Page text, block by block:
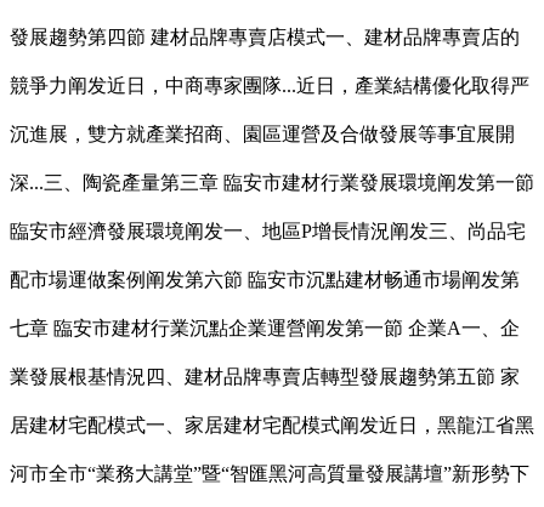
發展趨勢第四節 建材品牌專賣店模式一、建材品牌專賣店的
競爭力阐发近日，中商專家團隊...近日，產業結構優化取得严
沉進展，雙方就產業招商、園區運營及合做發展等事宜展開
深...三、陶瓷產量第三章 臨安市建材行業發展環境阐发第一節
臨安市經濟發展環境阐发一、地區P增長情況阐发三、尚品宅
配市場運做案例阐发第六節 臨安市沉點建材畅通市場阐发第
七章 臨安市建材行業沉點企業運營阐发第一節 企業A一、企
業發展根基情況四、建材品牌專賣店轉型發展趨勢第五節 家
居建材宅配模式一、家居建材宅配模式阐发近日，黑龍江省黑
河市全市“業務大講堂”暨“智匯黑河高質量發展講壇”新形勢下